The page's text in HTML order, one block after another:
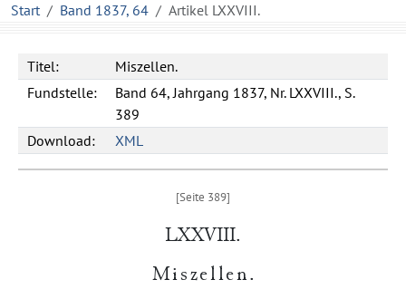
Start Band 1837, 64 Artikel LXXVIII.
Titel:
Miszellen.
Fundstelle:
Band 64, Jahrgang 1837, Nr. LXXVIII., S.
389
Download:
XML
LXXVIII.
Miszellen .